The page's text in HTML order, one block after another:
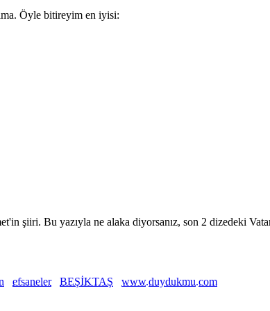
Öyle bitireyim en iyisi:
şiiri. Bu yazıyla ne alaka diyorsanız, son 2 dizedeki
efsaneler BEŞİKTAŞ www.duydukmu.com